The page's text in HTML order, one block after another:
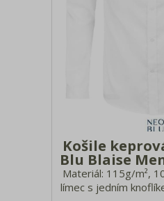
Košile
Blu Blaise
Materiál: 115g/m²,
límec s jedním